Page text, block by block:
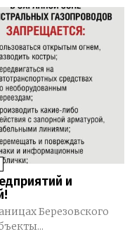
и
Березовского